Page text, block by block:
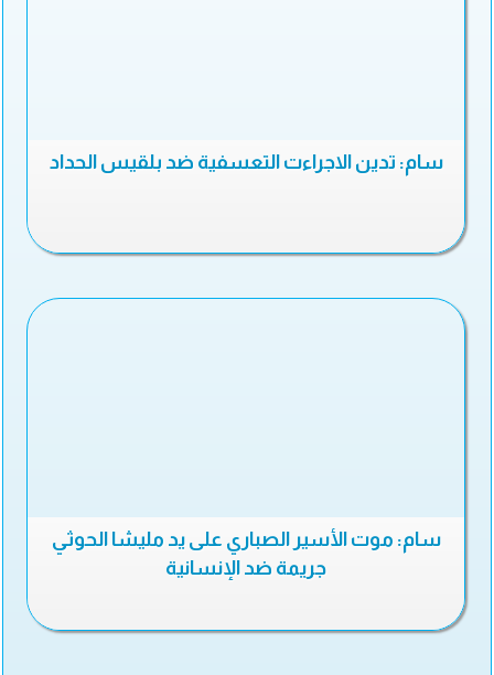
سام: تدين الاجراءت التعسفية ضد بلقيس الحداد
سام: موت الأسير الصباري على يد مليشا الحوثي
جريمة ضد الإنسانية